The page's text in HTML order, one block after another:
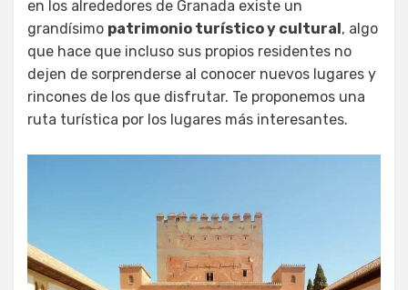
en los alrededores de Granada existe un
grandísimo patrimonio turístico y cultural, algo
que hace que incluso sus propios residentes no
dejen de sorprenderse al conocer nuevos lugares y
rincones de los que disfrutar. Te proponemos una
ruta turística por los lugares más interesantes.